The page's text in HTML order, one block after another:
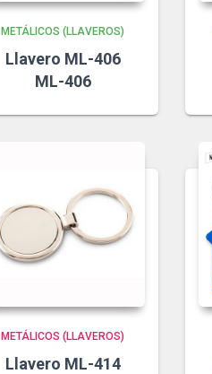
METÁLICOS (LLAVEROS)
Llavero ML-406
ML-406
METÁLICOS (LLAVEROS)
Llavero ML-414